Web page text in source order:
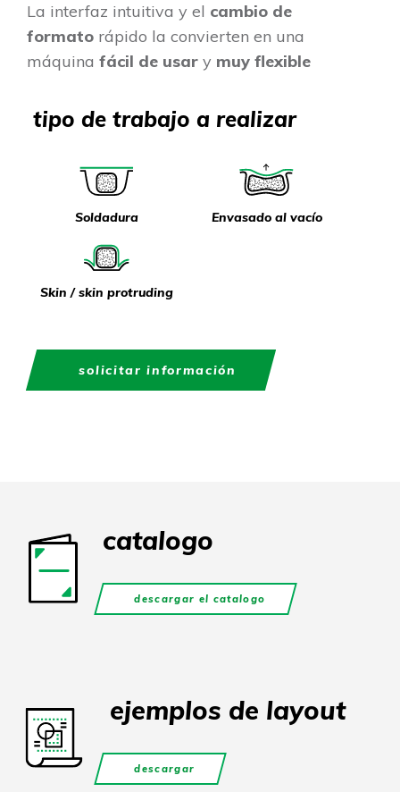
La interfaz intuitiva y el cambio de
formato rápido la convierten en una
máquina fácil de usar y muy flexible
tipo de trabajo a realizar
Soldadura Envasado al vacío
Skin / skin protruding
solicitar información
catalogo
descargar el catalogo
ejemplos de layout
descargar